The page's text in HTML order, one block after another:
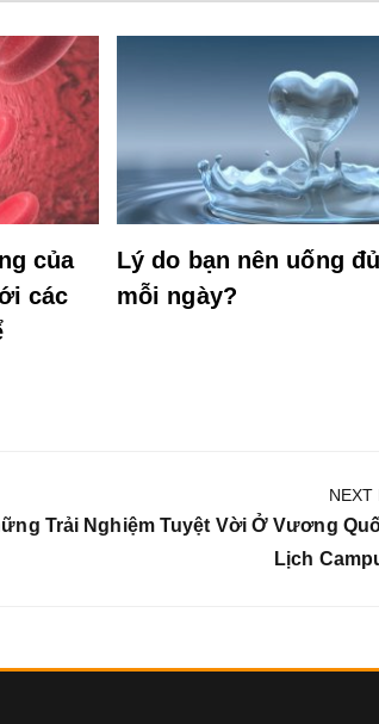
của
các
Lý do bạn nên uống
mỗi ngày?
NEXT
Trải Nghiệm Tuyệt Vời Ở Vương
Lịch